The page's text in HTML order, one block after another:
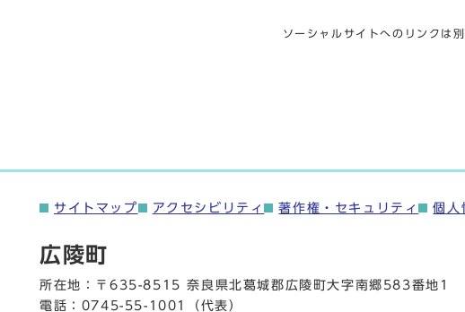
ソーシャルサイトへのリンクは
サイトマップ アクセシビリティ 著作権・セキュリティ 個人
広陵町
所在地：〒635-8515 奈良県北葛城郡広陵町大字南郷583番地1
電話： 0745-55-1001 （代表）